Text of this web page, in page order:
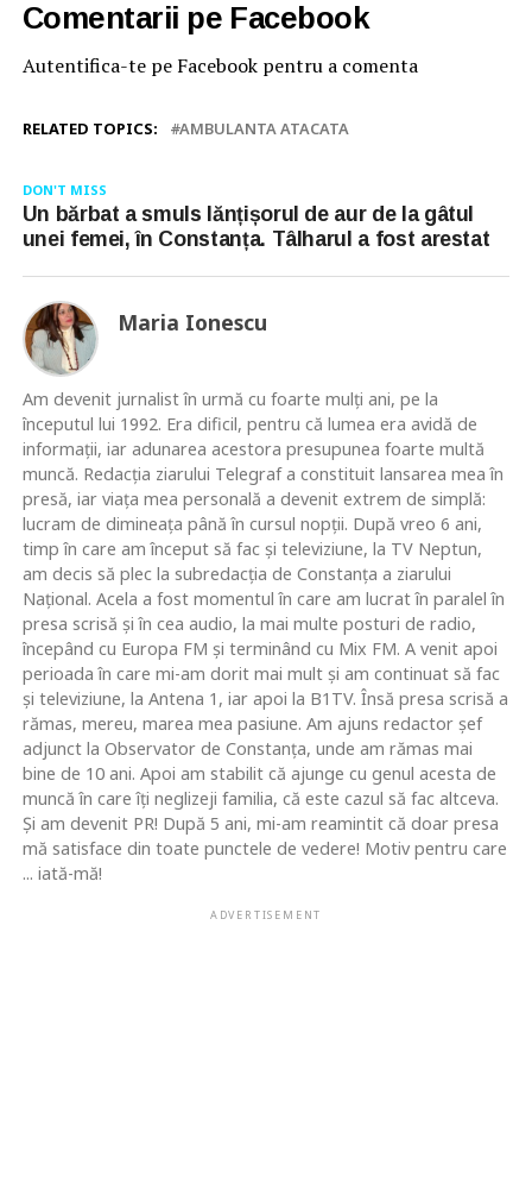
Comentarii pe Facebook
Autentifica-te pe Facebook pentru a comenta
RELATED TOPICS: AMBULANTA ATACATA
DON'T MISS
Un bărbat a smuls lănțișorul de aur de la gâtul
unei femei, în Constanța. Tâlharul a fost arestat
Maria Ionescu
Am devenit jurnalist în urmă cu foarte mulţi ani, pe la
începutul lui 1992. Era dificil, pentru că lumea era avidă de
informaţii, iar adunarea acestora presupunea foarte multă
muncă. Redacţia ziarului Telegraf a constituit lansarea mea în
presă, iar viaţa mea personală a devenit extrem de simplă:
lucram de dimineaţa până în cursul nopţii. După vreo 6 ani,
timp în care am început să fac şi televiziune, la TV Neptun,
am decis să plec la subredacţia de Constanţa a ziarului
Naţional. Acela a fost momentul în care am lucrat în paralel în
presa scrisă şi în cea audio, la mai multe posturi de radio,
începând cu Europa FM şi terminând cu Mix FM. A venit apoi
perioada în care mi-am dorit mai mult şi am continuat să fac
şi televiziune, la Antena 1, iar apoi la B1TV. Însă presa scrisă a
rămas, mereu, marea mea pasiune. Am ajuns redactor şef
adjunct la Observator de Constanţa, unde am rămas mai
bine de 10 ani. Apoi am stabilit că ajunge cu genul acesta de
muncă în care îţi neglizeji familia, că este cazul să fac altceva.
Şi am devenit PR! După 5 ani, mi-am reamintit că doar presa
mă satisface din toate punctele de vedere! Motiv pentru care
... iată-mă!
ADVERTISEMENT